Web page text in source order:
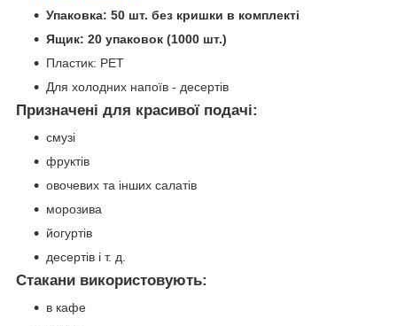
Упаковка: 50 шт. без кришки в комплекті
Ящик: 20 упаковок (1000 шт.)
Пластик: PЕТ
Для холодних напоїв - десертів
Призначені для красивої подачі:
смузі
фруктів
овочевих та інших салатів
морозива
йогуртів
десертів і т. д.
Стакани використовують:
в кафе